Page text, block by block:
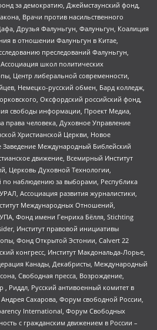
за демократию, Джеймстаунский фонд,
Врачи против насильственного
Друзья Фалуньгун, Фалуньгун, Коалиция
в отношении Фалуньгун в Китае,
преследований Фалуньгун,
школ политических
Центр либеральной современности,
Немецко-русский обмен, Бард колледж,
Оксфордский российский фонд,
свободы информации, Проект Медиа,
права человека, Духовное Управление
Христианской Церкви, Новое
Международный Библейский
движение, Всемирный Институт
Церковь Духовной Технологии,
по наблюдению за выборами, Республика
Ассоциация развития журналистики,
Международных Отношений,
Фонд имени Генриха Бёлля, Stichting
Институт правовой инициативы
Фонд Открытой Эстонии, Calvert 22
конгресс, Институт Макдональда-Лорье,
Канады, Декабристы, Международный
Свободная пресса, Возрождение,
, Риддл, Русский антивоенный комитет в
Сахарова, Форум свободной России,
International, Форум Свободных
с гражданским движением в России –